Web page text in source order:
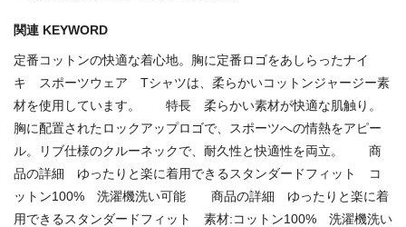
関連 KEYWORD
定番コットンの快適な着心地。胸に定番ロゴをあしらったナイ
キ スポーツウェア Tシャツは、柔らかいコットンジャージー素
材を使用しています。 特長 柔らかい素材が快適な肌触り。
胸に配置されたロックアップロゴで、スポーツへの情熱をアピー
ル。リブ仕様のクルーネックで、耐久性と快適性を両立。 商
品の詳細 ゆったりと楽に着用できるスタンダードフィット コ
ットン100% 洗濯機洗い可能 商品の詳細 ゆったりと楽に着
用できるスタンダードフィット 素材:コットン100% 洗濯機洗い